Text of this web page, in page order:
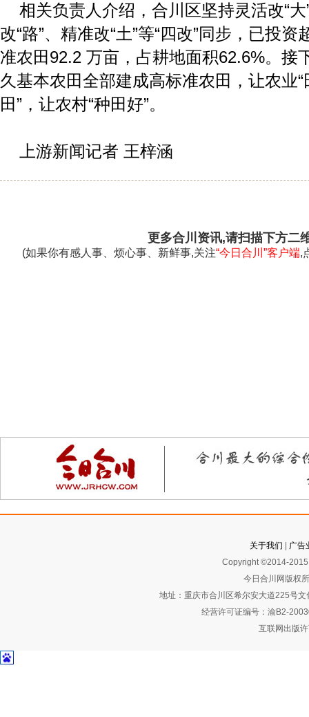
相关负责人介绍，合川区坚持灵活改“大
改“路”、精准改“土”等“四改”同步，已投
准农田92.2 万亩，占耕地面积62.6%。接
久基本农田全部建成高标准农田，让农业“
田”，让农村“种田好”。
上游新闻记者 王梓涵
更多合川资讯,请扫描下方二
(如果你有感人事、烦心事、新鲜事,关注“今日合川”客户端,
关于我们
广告
Copyright ©2014-
今日合川网版权
地址：重庆市合川区希尔安大道225号
经营许可证编号：渝B2-
互联网出版